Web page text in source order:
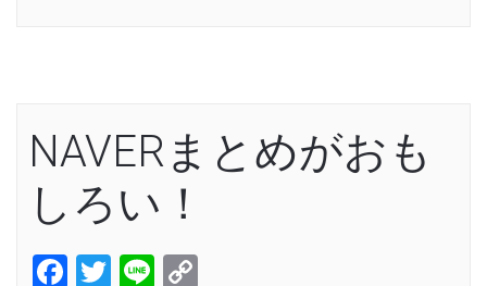
NAVERまとめがおも
しろい！
Facebook
Twitter
Line